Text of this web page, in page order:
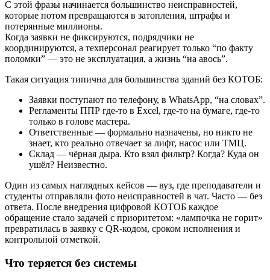
С этой фразы начинается большинство неисправностей,
которые потом превращаются в затопления, штрафы и
потерянные миллионы.
Когда заявки не фиксируются, подрядчики не
координируются, а техперсонал реагирует только “по факту
поломки” — это не эксплуатация, а жизнь “на авось”.
Такая ситуация типична для большинства зданий без КОТОБ:
Заявки поступают по телефону, в WhatsApp, “на словах”.
Регламенты ППР где-то в Excel, где-то на бумаге, где-то
только в голове мастера.
Ответственные — формально назначены, но никто не
знает, кто реально отвечает за лифт, насос или ТМЦ.
Склад — чёрная дыра. Кто взял фильтр? Когда? Куда он
ушёл? Неизвестно.
Один из самых наглядных кейсов — вуз, где преподаватели и
студенты отправляли фото неисправностей в чат. Часто — без
ответа. После внедрения цифровой КОТОБ каждое
обращение стало задачей с приоритетом: «лампочка не горит»
превратилась в заявку с QR-кодом, сроком исполнения и
контрольной отметкой.
Что теряется без системы